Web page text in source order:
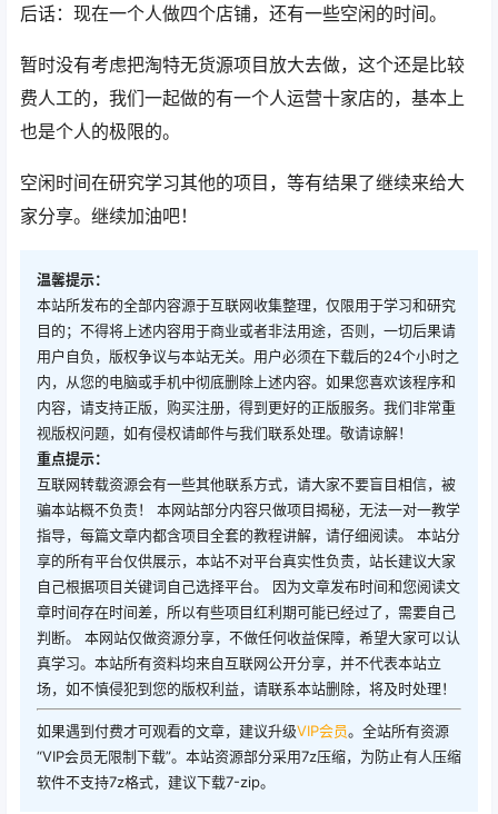
后话：现在一个人做四个店铺，还有一些空闲的时间。
暂时没有考虑把淘特无货源项目放大去做，这个还是比较
费人工的，我们一起做的有一个人运营十家店的，基本上
也是个人的极限的。
空闲时间在研究学习其他的项目，等有结果了继续来给大
家分享。继续加油吧！
温馨提示：
本站所发布的全部内容源于互联网收集整理，仅限用于学习和研究
目的；不得将上述内容用于商业或者非法用途，否则，一切后果请
用户自负，版权争议与本站无关。用户必须在下载后的24个小时之
内，从您的电脑或手机中彻底删除上述内容。如果您喜欢该程序和
内容，请支持正版，购买注册，得到更好的正版服务。我们非常重
视版权问题，如有侵权请邮件与我们联系处理。敬请谅解！
重点提示：
互联网转载资源会有一些其他联系方式，请大家不要盲目相信，被
骗本站概不负责！ 本网站部分内容只做项目揭秘，无法一对一教学
指导，每篇文章内都含项目全套的教程讲解，请仔细阅读。 本站分
享的所有平台仅供展示，本站不对平台真实性负责，站长建议大家
自己根据项目关键词自己选择平台。 因为文章发布时间和您阅读文
章时间存在时间差，所以有些项目红利期可能已经过了，需要自己
判断。 本网站仅做资源分享，不做任何收益保障，希望大家可以认
真学习。本站所有资料均来自互联网公开分享，并不代表本站立
场，如不慎侵犯到您的版权利益，请联系本站删除，将及时处理！
如果遇到付费才可观看的文章，建议升级VIP会员。全站所有资源
“VIP会员无限制下载”。本站资源部分采用7z压缩，为防止有人压缩
软件不支持7z格式，建议下载7-zip。